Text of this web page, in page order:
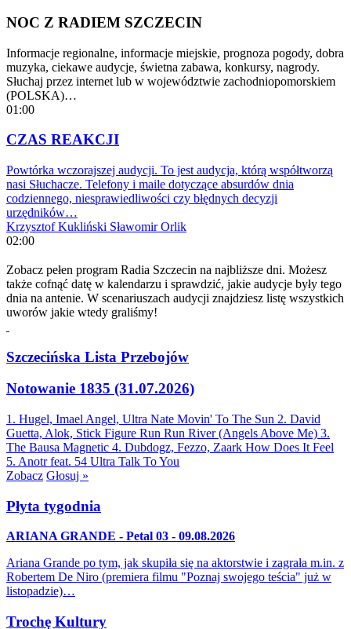
NOC Z RADIEM SZCZECIN
Informacje regionalne, informacje miejskie, prognoza pogody, dobra
muzyka, ciekawe audycje, świetna zabawa, konkursy, nagrody.
Słuchaj przez internet lub w województwie zachodniopomorskiem
(POLSKA)…
01:00
CZAS REAKCJI
Powtórka wczorajszej audycji. To jest audycja, którą współtworzą
nasi Słuchacze. Telefony i maile dotyczące absurdów dnia
codziennego, niesprawiedliwości czy błędnych decyzji
urzędników…
Krzysztof Kukliński Sławomir Orlik
02:00
Zobacz pełen program Radia Szczecin na najbliższe dni. Możesz
także cofnąć datę w kalendarzu i sprawdzić, jakie audycje były tego
dnia na antenie. W scenariuszach audycji znajdziesz listę wszystkich
uworów jakie wtedy graliśmy!
Szczecińska Lista Przebojów
Notowanie 1835 (31.07.2026)
1. Hugel, Imael Angel, Ultra Nate Movin' To The Sun 2. David
Guetta, Alok, Stick Figure Run Run River (Angels Above Me) 3.
The Bausa Magnetic 4. Dubdogz, Fezzo, Zaark How Does It Feel
5. Anotr feat. 54 Ultra Talk To You
Zobacz Głosuj »
Płyta tygodnia
ARIANA GRANDE - Petal 03 - 09.08.2026
Ariana Grande po tym, jak skupiła się na aktorstwie i zagrała m.in. z
Robertem De Niro (premiera filmu "Poznaj swojego teścia" już w
listopadzie)…
Trochę Kultury